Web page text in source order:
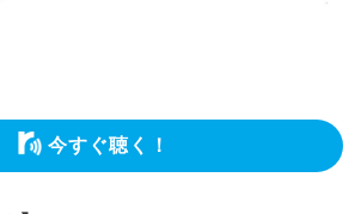
今すぐ聴く！